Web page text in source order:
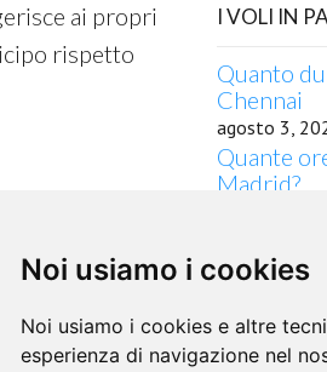
Noi usiamo i cookies
Noi usiamo i cookies e altre
esperienza di navigazione nel
ai propri
rispetto
I VOLI IN
Quanto
Chennai
agosto 3,
Quante
Madrid?
Sibiu per
Durata
Sibiu per